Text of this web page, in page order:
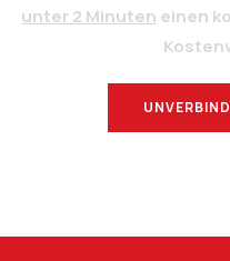
unter 2 Minuten einen